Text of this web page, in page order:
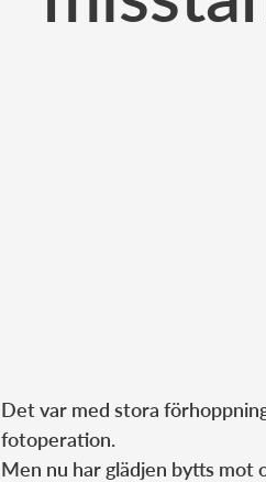
Det var med stora
fotoperation.
Men nu har glädjen bytts mot